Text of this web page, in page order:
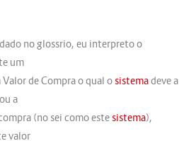
no glossrio, eu interpreto o
um
de Compra o qual osistemadeve a
a
(no sei como estesistema),
valor